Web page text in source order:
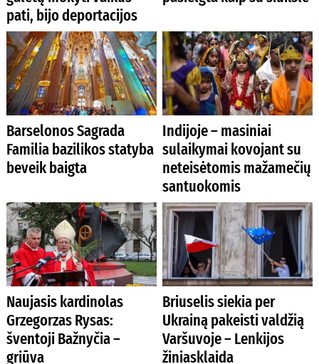
pati, bijo deportacijos
Barselonos Sagrada
Familia bazilikos statyba
beveik baigta
Indijoje – masiniai
sulaikymai kovojant su
neteisėtomis mažamečių
santuokomis
Naujasis kardinolas
Grzegorzas Rysas:
šventoji Bažnyčia –
griūva
Briuselis siekia per
Ukrainą pakeisti valdžią
Varšuvoje – Lenkijos
žiniasklaida